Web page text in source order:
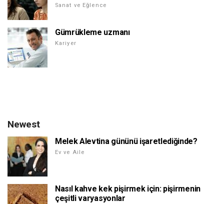
Sanat ve Eğlence
Gümrükleme uzmanı
Kariyer
Newest
Melek Alevtina gününü işaretlediğinde?
Ev ve Aile
Nasıl kahve kek pişirmek için: pişirmenin
çeşitli varyasyonlar